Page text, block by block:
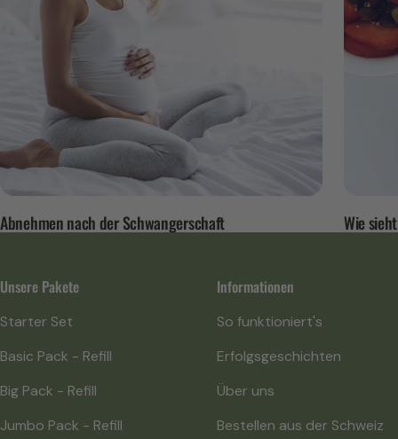
Abnehmen nach der Schwangerschaft Wie
Unsere Pakete
Starter Set
Basic Pack - Refill
Big Pack - Refill
Jumbo Pack - Refill
Informationen
So funktioniert's
Erfolgsgeschichten
Über uns
Bestellen aus der Schweiz